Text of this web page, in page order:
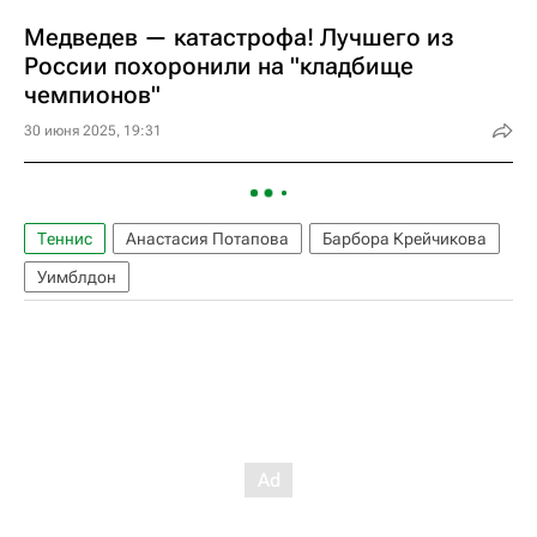
Медведев — катастрофа! Лучшего из
России похоронили на "кладбище
чемпионов"
30 июня 2025, 19:31
Теннис Анастасия Потапова
Барбора Крейчикова
Уимблдон